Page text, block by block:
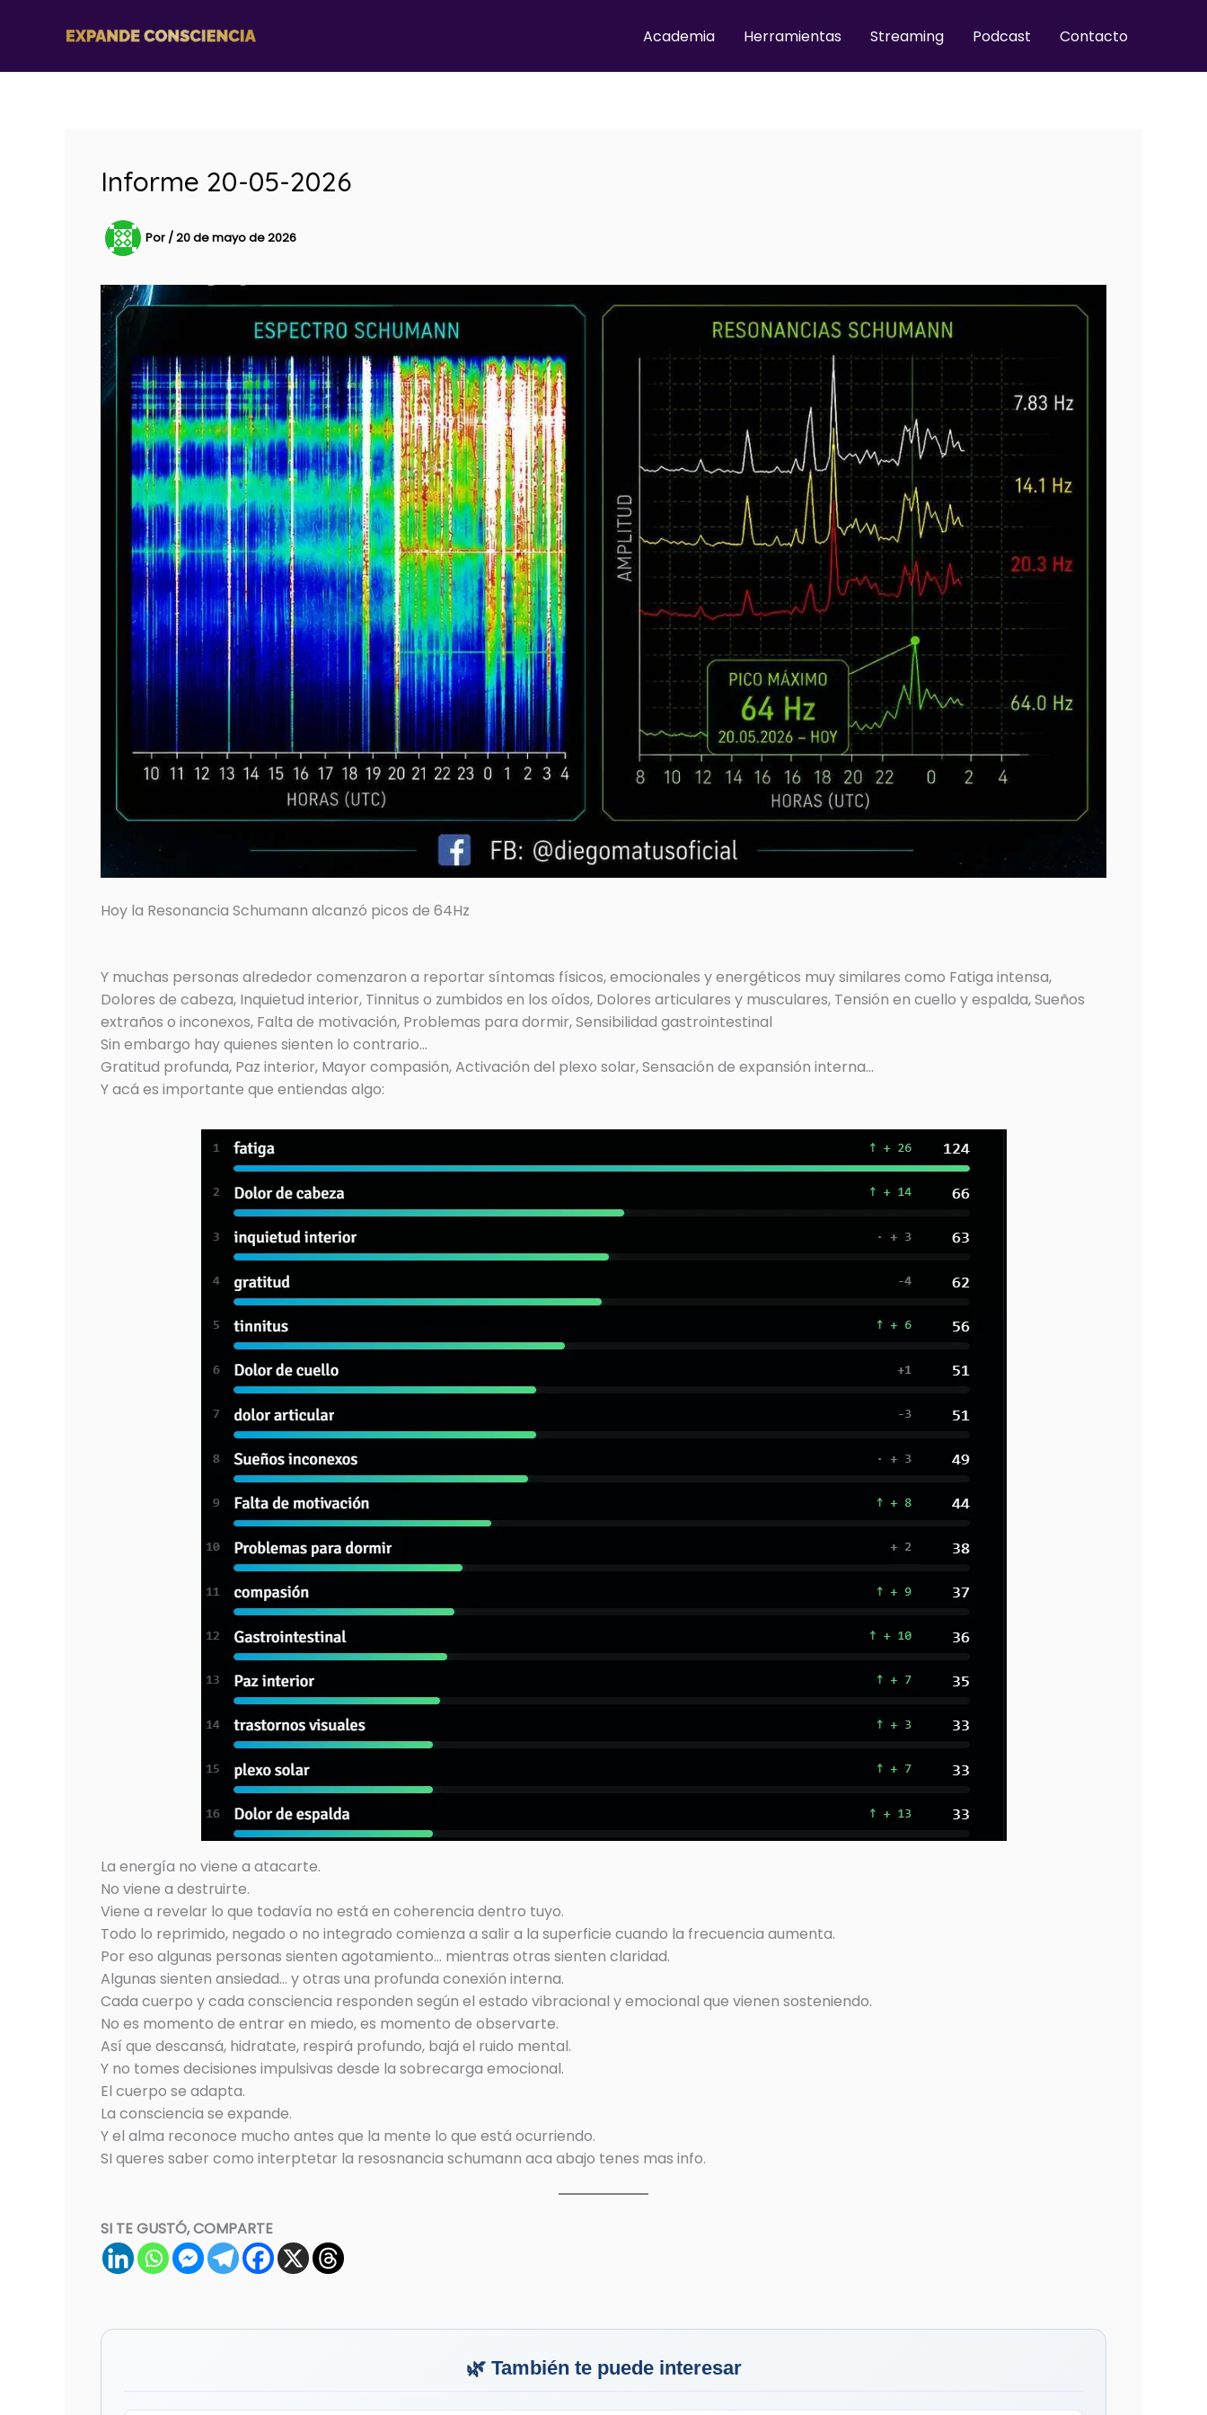
Academia Herramientas Streaming Podcast Contacto
Informe 20-05-2026
Por /20 de mayo de 2026
Hoy la Resonancia Schumann alcanzó picos de 64Hz
Y muchas personas alrededor comenzaron a reportar síntomas físicos, emocionales y energéticos muy similares como Fatiga intensa,
Dolores de cabeza, Inquietud interior, Tinnitus o zumbidos en los oídos, Dolores articulares y musculares, Tensión en cuello y espalda, Sueños
extraños o inconexos, Falta de motivación, Problemas para dormir, Sensibilidad gastrointestinal
Sin embargo hay quienes sienten lo contrario…
Gratitud profunda, Paz interior, Mayor compasión, Activación del plexo solar, Sensación de expansión interna…
Y acá es importante que entiendas algo:
La energía no viene a atacarte.
No viene a destruirte.
Viene a revelar lo que todavía no está en coherencia dentro tuyo.
Todo lo reprimido, negado o no integrado comienza a salir a la superficie cuando la frecuencia aumenta.
Por eso algunas personas sienten agotamiento… mientras otras sienten claridad.
Algunas sienten ansiedad… y otras una profunda conexión interna.
Cada cuerpo y cada consciencia responden según el estado vibracional y emocional que vienen sosteniendo.
No es momento de entrar en miedo, es momento de observarte.
Así que descansá, hidratate, respirá profundo, bajá el ruido mental.
Y no tomes decisiones impulsivas desde la sobrecarga emocional.
El cuerpo se adapta.
La consciencia se expande.
Y el alma reconoce mucho antes que la mente lo que está ocurriendo.
SI queres saber como interptetar la resosnancia schumann aca abajo tenes mas info.
SI TE GUSTÓ, COMPARTE
🌿 También te puede interesar